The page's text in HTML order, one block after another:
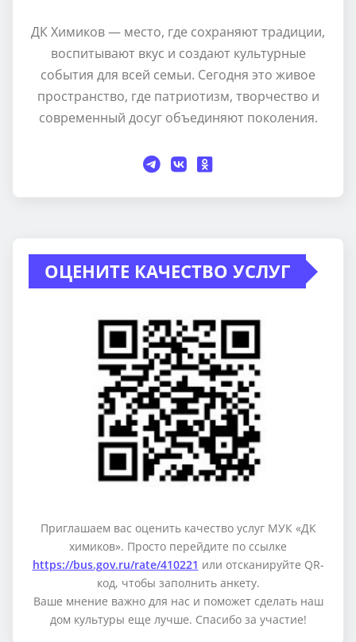
ДК Химиков — место, где сохраняют традиции,
воспитывают вкус и создают культурные
события для всей семьи. Сегодня это живое
пространство, где патриотизм, творчество и
современный досуг объединяют поколения.
ОЦЕНИТЕ КАЧЕСТВО УСЛУГ
Приглашаем вас оценить качество услуг МУК «ДК
химиков». Просто перейдите по ссылке
https://bus.gov.ru/rate/410221 или отсканируйте QR-
код, чтобы заполнить анкету.
Ваше мнение важно для нас и поможет сделать наш
дом культуры еще лучше. Спасибо за участие!